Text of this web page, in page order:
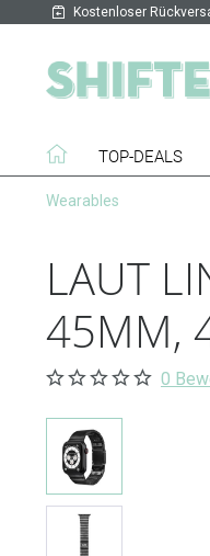
Kostenloser
TOP-DEALS
Wearables
LAUT
45MM,
0